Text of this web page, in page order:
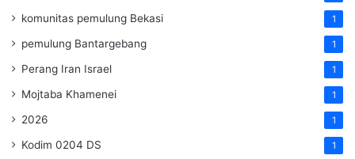
komunitas pemulung Bekasi 1
pemulung Bantargebang 1
Perang Iran Israel 1
Mojtaba Khamenei 1
2026 1
Kodim 0204 DS 1